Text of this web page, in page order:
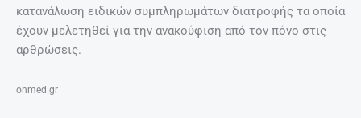
κατανάλωση ειδικών συμπληρωμάτων διατροφής τα οποία
έχουν μελετηθεί για την ανακούφιση από τον πόνο στις
αρθρώσεις.
onmed.gr